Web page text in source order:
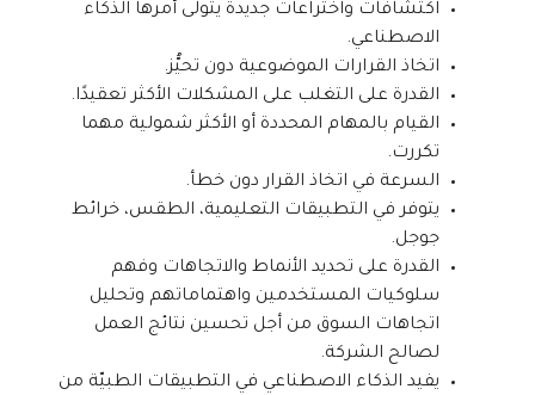
اكتشافات واختراعات جديدة يتولى أمرها الذكاء
الاصطناعي.
اتخاذ القرارات الموضوعية دون تحيُّز.
القدرة على التغلب على المشكلات الأكثر تعقيدًا.
القيام بالمهام المحددة أو الأكثر شمولية مهما
تكررت.
السرعة في اتخاذ القرار دون خطأ.
يتوفر في التطبيقات التعليمية، الطقس، خرائط
جوجل.
القدرة على تحديد الأنماط والاتجاهات وفهم
سلوكيات المستخدمين واهتماماتهم وتحليل
اتجاهات السوق من أجل تحسين نتائج العمل
لصالح الشركة.
يفيد الذكاء الاصطناعي في التطبيقات الطبيّة من